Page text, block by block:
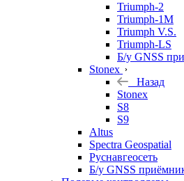
Triumph-2
Triumph-1M
Triumph V.S.
Triumph-LS
Б/у GNSS
Stonex
Назад
Stonex
S8
S9
Altus
Spectra Geospatial
Руснавгеосеть
Б/у GNSS